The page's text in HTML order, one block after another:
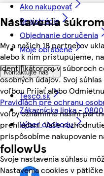
Nastavenia
My a našich 18 partnerov
alebo k nim pristupujeme,
identifikátorom v súboroch
osobných údajov. Svoj
voľbou Prijať alebo
Pravidlách pre ochranu
voľby oznámime našim
prehliadaní. Vaše
prispôsobíme nakupovanie
Svoje nastavenia súhlasu
Nastavenia cookies v
Ako nakupovať
Registrácia
Objednanie doručenia
Moje obľúbené
Kontaktujte nás
Tesco.sk
Zákaznícka linka -
Výber obchodu
followUs